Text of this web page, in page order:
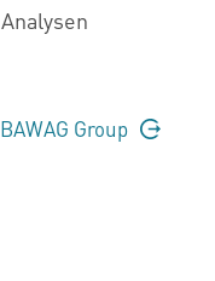
Analysen
BAWAG Group